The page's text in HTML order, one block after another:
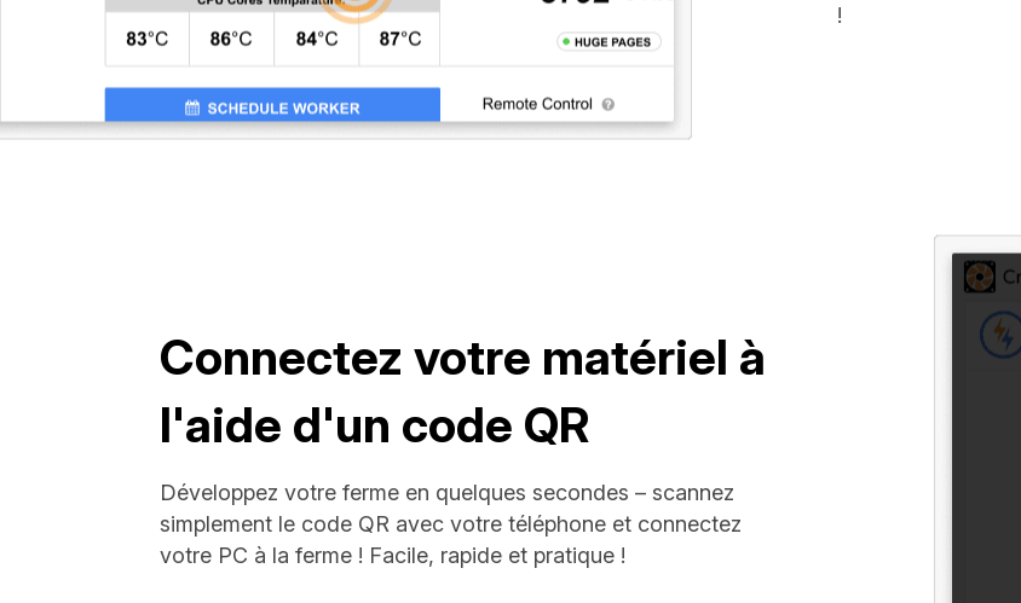
!
Connectez votre matériel à
l'aide d'un code QR
Développez votre ferme en quelques secondes – scannez
simplement le code QR avec votre téléphone et connectez
votre PC à la ferme ! Facile, rapide et pratique !